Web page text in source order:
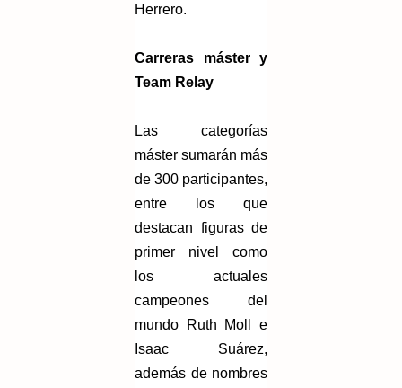
Herrero.
Carreras máster y
Team Relay
Las categorías
máster sumarán más
de 300 participantes,
entre los que
destacan figuras de
primer nivel como
los actuales
campeones del
mundo Ruth Moll e
Isaac Suárez,
además de nombres